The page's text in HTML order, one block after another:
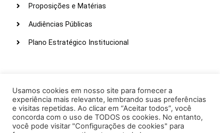
Proposições e Matérias
Audiências Públicas
Plano Estratégico Institucional
Webmail
Intranet
Administração
Usamos cookies em nosso site para fornecer a
experiência mais relevante, lembrando suas preferências
e visitas repetidas. Ao clicar em “Aceitar todos”, você
concorda com o uso de TODOS os cookies. No entanto,
você pode visitar "Configurações de cookies" para